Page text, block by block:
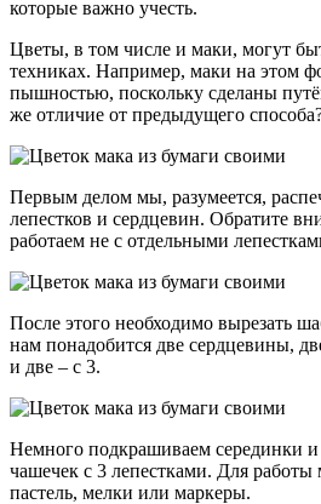
которые важно учесть.
Цветы, в том числе и маки, могут
техниках. Например, маки на этом
пышностью, поскольку сделаны
же отличие от предыдущего
Первым делом мы, разумеется,
лепестков и сердцевин. Обратите
работаем не с отдельными
После этого необходимо вырезать
нам понадобится две сердцевины,
и две – с 3.
Немного подкрашиваем серединки и
чашечек с 3 лепестками. Для работы
пастель, мелки или маркеры.